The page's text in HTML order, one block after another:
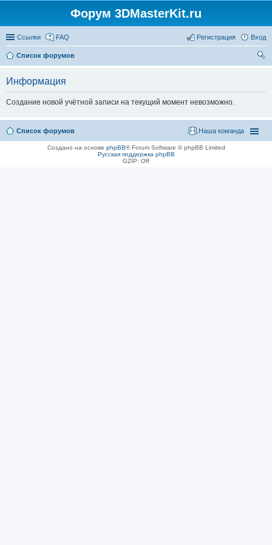
Форум 3DMasterKit.ru
Ссылки FAQ Вход
Регистрация
Список форумов
Информация
Создание новой учётной записи на текущий момент невозможно.
Список форумов Наша команда
Создано на основе phpBB® Forum Software © phpBB Limited
Русская поддержка phpBB
GZIP: Off